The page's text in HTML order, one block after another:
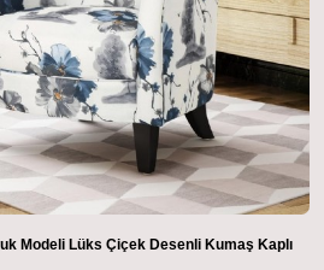
Modeli Lüks Çiçek Desenli Kumaş Kaplı